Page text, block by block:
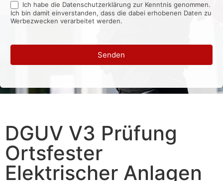
Ich habe die Datenschutzerklärung zur Kenntnis genommen.
Ich bin damit einverstanden, dass die dabei erhobenen Daten zu
Werbezwecken verarbeitet werden.
Senden
DGUV V3 Prüfung
Ortsfester
Elektrischer Anlagen